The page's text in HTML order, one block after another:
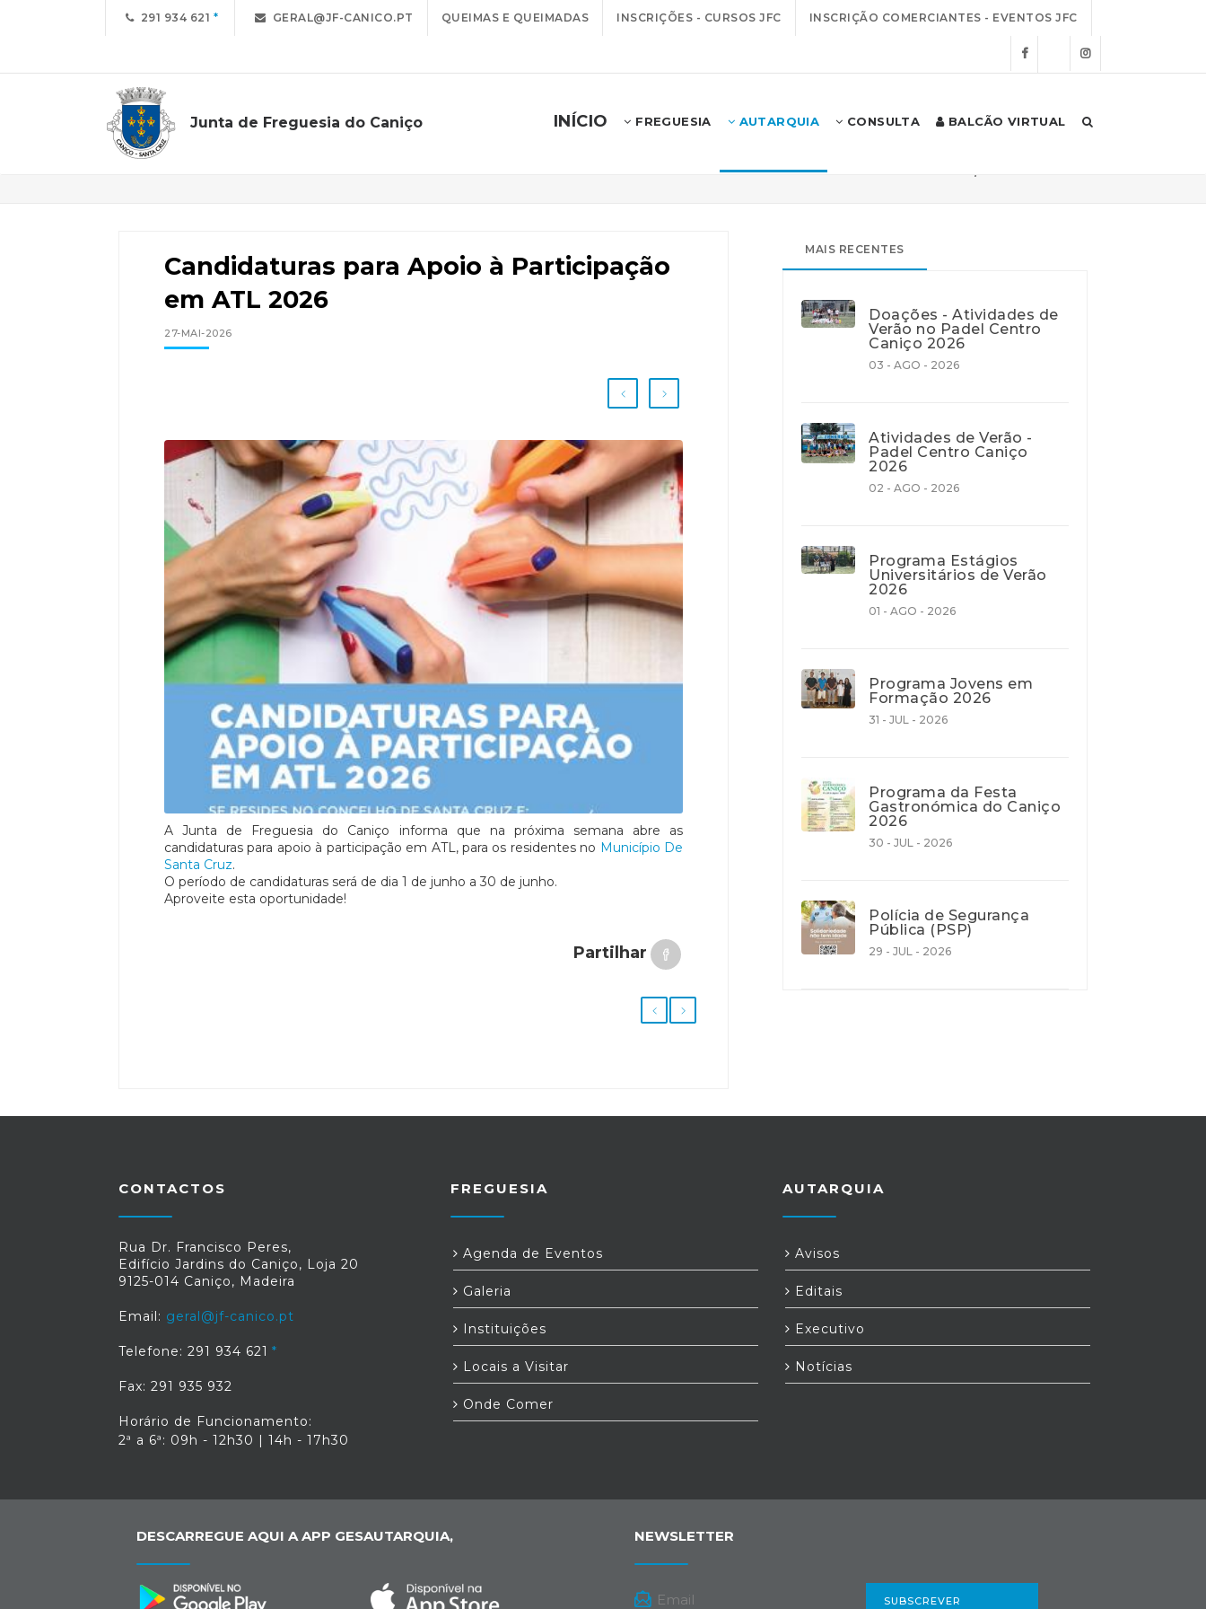
291 934 621 GERAL@JF-CANICO.PT QUEIMAS E QUEIMADAS INSCRIÇÕES - CURSOS JFC INSCRIÇÃO COMERCIANTES - EVENTOS JFC
Junta de Freguesia do Caniço INÍCIO FREGUESIA AUTARQUIA CONSULTA BALCÃO VIRTUAL
Candidaturas para Apoio à Participação
em ATL 2026
27-MAI-2026
A Junta de Freguesia do Caniço informa que na próxima semana abre as
candidaturas para apoio à participação em ATL, para os residentes no Município De
Santa Cruz.
O período de candidaturas será de dia 1 de junho a 30 de junho.
Aproveite esta oportunidade!
Partilhar
MAIS RECENTES
Doações - Atividades de
Verão no Padel Centro
Caniço 2026
03 - AGO - 2026
Atividades de Verão -
Padel Centro Caniço
2026
02 - AGO - 2026
Programa Estágios
Universitários de Verão
2026
01 - AGO - 2026
Programa Jovens em
Formação 2026
31 - JUL - 2026
Programa da Festa
Gastronómica do Caniço
2026
30 - JUL - 2026
Polícia de Segurança
Pública (PSP)
29 - JUL - 2026
CONTACTOS
Rua Dr. Francisco Peres,
Edifício Jardins do Caniço, Loja 20
9125-014 Caniço, Madeira
Email: geral@jf-canico.pt
Telefone: 291 934 621
Fax: 291 935 932
Horário de Funcionamento:
2ª a 6ª: 09h - 12h30 | 14h - 17h30
FREGUESIA
Agenda de Eventos
Galeria
Instituições
Locais a Visitar
Onde Comer
AUTARQUIA
Avisos
Editais
Executivo
Notícias
DESCARREGUE AQUI A APP GESAUTARQUIA, NEWSLETTER
SUBSCREVER